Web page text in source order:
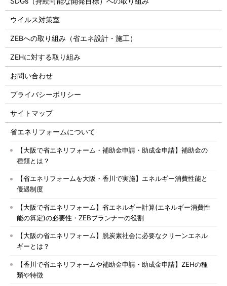
ウイルス対策室
ZEBへの取り組み（省エネ設計・施工）
ZEHに対する取り組み
お問い合わせ
プライバシーポリシー
サイトマップ
省エネリフォームについて
【大阪で省エネリフォーム・補助金申請・助成金申請】補助金の
種類とは？
【省エネリフォームを大阪・香川で実施】エネルギー消費性能と
優遇制度
【大阪で省エネリフォーム】省エネルギー計算(エネルギー消費性
能の算定)の必要性・ZEBプランナーの役割
【大阪の省エネリフォーム】脱炭素社会に必要なクリーンエネル
ギーとは？
【香川で省エネリフォームや補助金申請・助成金申請】ZEHの種
類や特徴